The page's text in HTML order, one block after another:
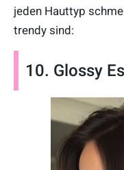
jeden Hauttyp
trendy sind:
10. Glossy